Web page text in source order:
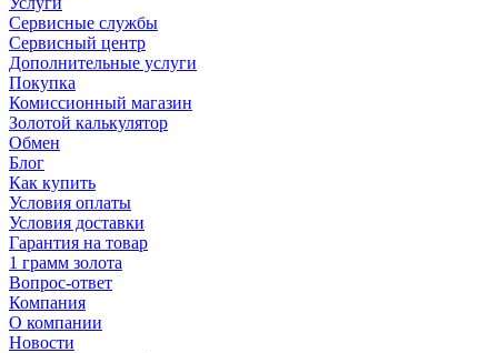
Сервисные службы
Сервисный центр
Дополнительные услуги
Покупка
Комиссионный магазин
Золотой калькулятор
Обмен
Блог
Как купить
Условия оплаты
Условия доставки
Гарантия на товар
1 грамм золота
Вопрос-ответ
Компания
О компании
Новости